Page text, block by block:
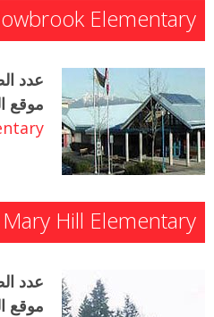
Elementary
عدد
موقع
Mary Hill Elementary
عدد
موقع